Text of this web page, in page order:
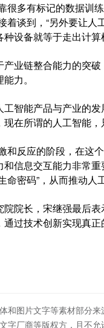
多有标记的数据训
着谈到，“另外要让
设备就等于走出计
链整合能力的突破
力。
能产品与产业的发
在所谓的人工智能，
反应的阶段，在这个
信息交互能力非常
命密码”，从而推动人
长，宋继强最后表
过技术创新实现真
和图片文字等素材部分
字厂商等版权方，且不